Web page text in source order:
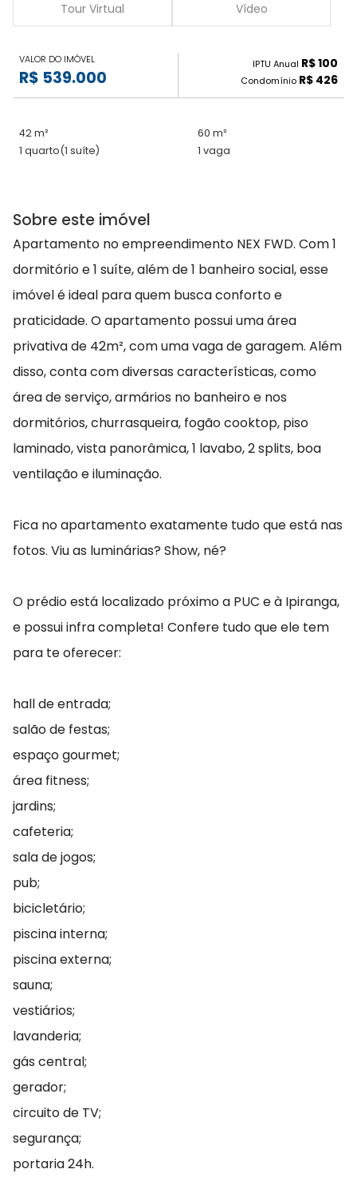
Tour Virtual Vídeo
VALOR DO IMÓVEL
R$ 539.000
IPTU Anual R$ 100
Condomínio R$ 426
42 m²
60 m²
1 quarto(1 suíte) 1 vaga
Sobre este imóvel
Apartamento no empreendimento NEX FWD. Com 1
dormitório e 1 suíte, além de 1 banheiro social, esse
imóvel é ideal para quem busca conforto e
praticidade. O apartamento possui uma área
privativa de 42m², com uma vaga de garagem. Além
disso, conta com diversas características, como
área de serviço, armários no banheiro e nos
dormitórios, churrasqueira, fogão cooktop, piso
laminado, vista panorâmica, 1 lavabo, 2 splits, boa
ventilação e iluminação.
Fica no apartamento exatamente tudo que está nas
fotos. Viu as luminárias? Show, né?
O prédio está localizado próximo a PUC e à Ipiranga,
e possui infra completa! Confere tudo que ele tem
para te oferecer:
hall de entrada;
salão de festas;
espaço gourmet;
área fitness;
jardins;
cafeteria;
sala de jogos;
pub;
bicicletário;
piscina interna;
piscina externa;
sauna;
vestiários;
lavanderia;
gás central;
gerador;
circuito de TV;
segurança;
portaria 24h.